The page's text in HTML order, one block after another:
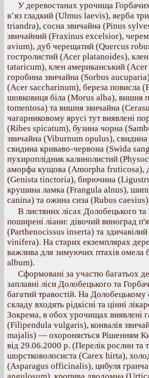
У деревостанах урочища
в’яз гладкий (Ulmus laevis), верба
triandra), сосна звичайна (Pinus
звичайний (Fraxinus excelsior),
avium), дуб черещатий (Quercus
гостролистий (Acer platanoides),
tataricum), клен американський
горобина звичайна (Sorbus
(Acer saccharinum), береза повисла
шовковиця біла (Morus alba), вишня
tomentosa) та вишня звичайна
чагарниковому ярусі тут виявлені
(Ribes spicatum), бузина чорна
звичайна (Viburnum opulus), свидина
свидина криваво-червона (Swida
пухироплiдник калинолистий
аморфа кущова (Amorpha fruticosa),
(Genista tinctoria), бирючина
крушина ламка (Frangula alnus),
canina) та ожина сиза (Rubus
В листяних лісах Долобецького
поширені ліани: дівочий виноград
(Parthenocissus inserta) та
vinifera). На старих екземплярах
важлива для зимуючих птахів омела
album).
Сформовані за участю багатьох
заплавні ліси Долобецького та
багатий травостій. На Долобецькому
складу входять рідкісні та цінні
Зокрема, в обох урочищах виявлені
(Filipendula vulgaris), конвалія
majalis) — охороняється Рішенням
від 29.06.2000 р. (Перелік рослин
шорстковолосиста (Carex hirta),
(Asparagus officinalis), цибуля